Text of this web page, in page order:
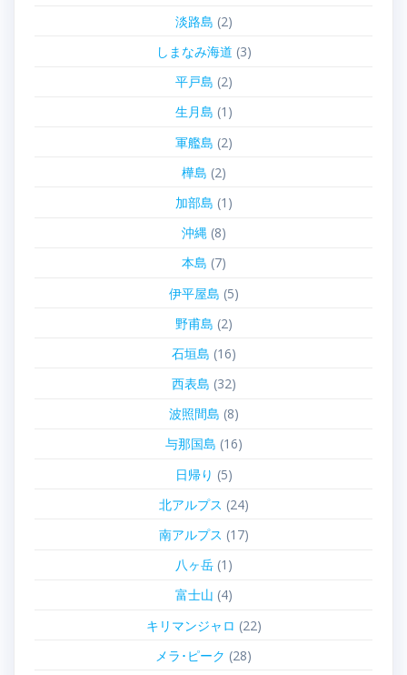
淡路島 (2)
しまなみ海道 (3)
平戸島 (2)
生月島 (1)
軍艦島 (2)
樺島 (2)
加部島 (1)
沖縄(8)
本島 (7)
伊平屋島 (5)
野甫島 (2)
石垣島 (16)
西表島 (32)
波照間島 (8)
与那国島 (16)
日帰り (5)
北アルプス (24)
南アルプス (17)
八ヶ岳(1)
富士山 (4)
キリマンジャロ (22)
メラ･ピーク (28)